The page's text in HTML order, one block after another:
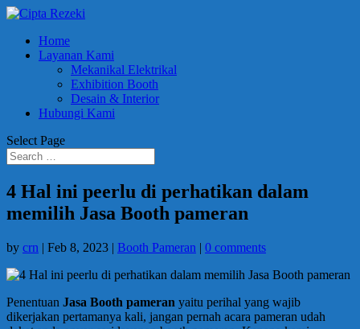
Home
Layanan Kami
Mekanikal Elektrikal
Exhibition Booth
Desain & Interior
Hubungi Kami
Select Page
4 Hal ini peerlu di perhatikan dalam
memilih Jasa Booth pameran
by crn | Feb 8, 2023 | Booth Pameran | 0 comments
Penentuan Jasa Booth pameran yaitu perihal yang wajib
dikerjakan pertamanya kali, jangan pernah acara pameran udah